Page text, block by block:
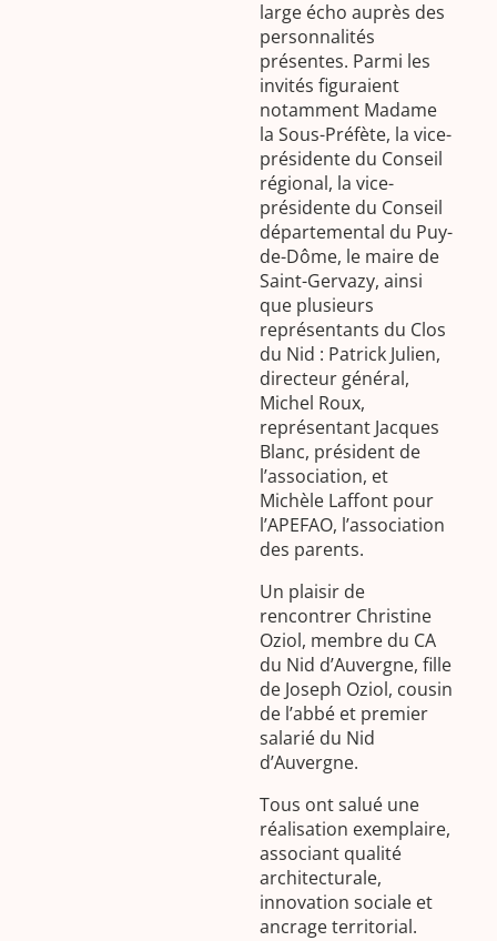
large écho auprès des
personnalités
présentes. Parmi les
invités figuraient
notamment Madame
la Sous-Préfète, la vice-
présidente du Conseil
régional, la vice-
présidente du Conseil
départemental du Puy-
de-Dôme, le maire de
Saint-Gervazy, ainsi
que plusieurs
représentants du Clos
du Nid : Patrick Julien,
directeur général,
Michel Roux,
représentant Jacques
Blanc, président de
l’association, et
Michèle Laffont pour
l’APEFAO, l’association
des parents.
Un plaisir de
rencontrer Christine
Oziol, membre du CA
du Nid d’Auvergne, fille
de Joseph Oziol, cousin
de l’abbé et premier
salarié du Nid
d’Auvergne.
Tous ont salué une
réalisation exemplaire,
associant qualité
architecturale,
innovation sociale et
ancrage territorial.